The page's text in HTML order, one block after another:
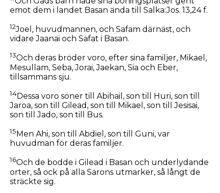
emot dem i landet Basan ända till Salka:Jos. 13,24 f.
12Joel, huvudmannen, och Safam därnäst, och
vidare Jaanai och Safat i Basan.
13Och deras bröder voro, efter sina familjer, Mikael,
Mesullam, Seba, Jorai, Jaekan, Sia och Eber,
tillsammans sju.
14Dessa voro söner till Abihail, son till Huri, son till
Jaroa, son till Gilead, son till Mikael, son till Jesisai,
son till Jado, son till Bus.
15 Men Ahi, son till Abdiel, son till Guni, var
huvudman för deras familjer.
16Och de bodde i Gilead i Basan och underlydande
orter, så ock på alla Sarons utmarker, så långt de
sträckte sig.